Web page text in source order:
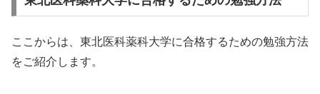
ここからは、東北医科薬科大学に合格するための勉強方法
をご紹介します。